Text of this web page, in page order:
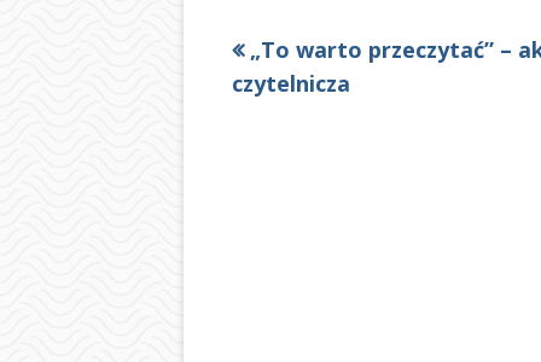
Nawigacja
wpisu
Poprzedni
artykół
„To warto przeczytać” –
czytelnicza